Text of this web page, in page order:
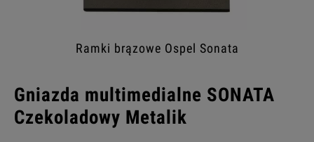
Ramki brązowe Ospel Sonata
Gniazda multimedialne SONATA
Czekoladowy Metalik